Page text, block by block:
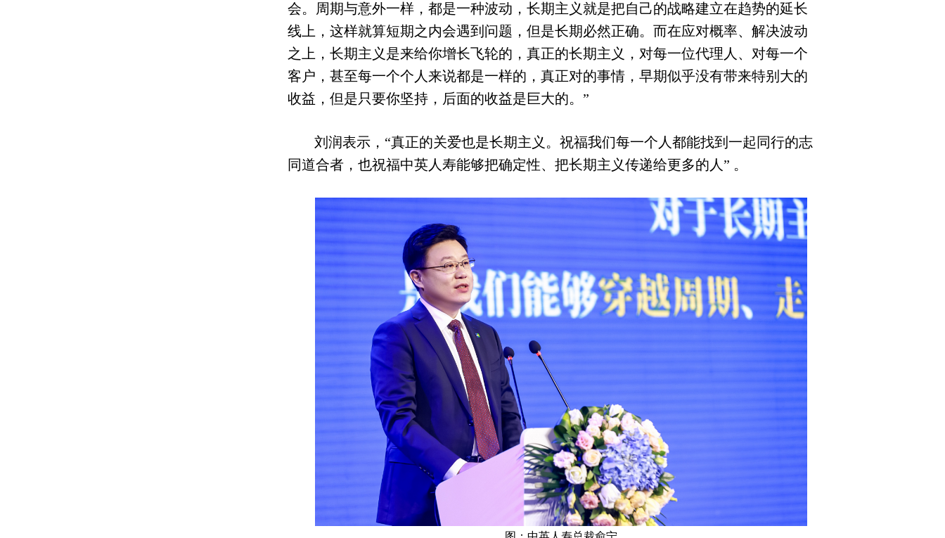
会。周期与意外一样，都是一种波动，长期主义就是把自己的战略建立在趋势的延长
线上，这样就算短期之内会遇到问题，但是长期必然正确。而在应对概率、解决波动
之上，长期主义是来给你增长飞轮的，真正的长期主义，对每一位代理人、对每一个
客 户，甚至每一个个人来说都是一样的，真正对的事情，早期似乎没有带来特别大的
收益，但是只要你坚持，后面的收益是巨大的。”
刘润表示，“真正的关爱也是长期主义。祝福我们每一个人都能找到一起同行的志
同道合者，也祝福中英人寿能够把确定性、把长期主义传递给更多的人” 。